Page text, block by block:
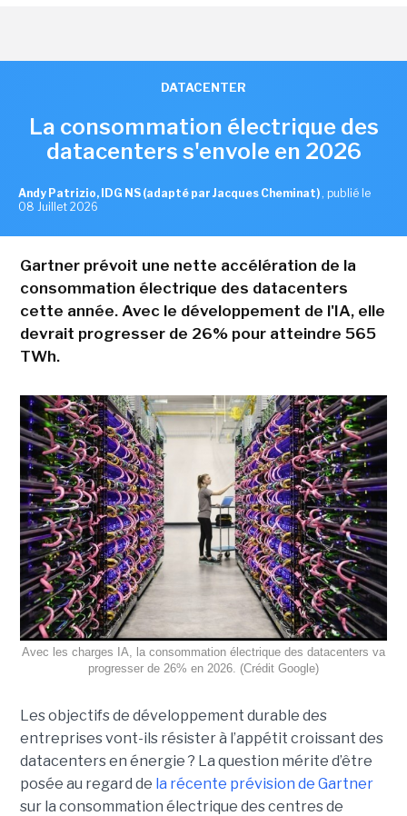
DATACENTER
La consommation électrique des
datacenters s'envole en 2026
Andy Patrizio, IDG NS (adapté par Jacques Cheminat) , publié le
08 Juillet 2026
Gartner prévoit une nette accélération de la
consommation électrique des datacenters
cette année. Avec le développement de l'IA, elle
devrait progresser de 26% pour atteindre 565
TWh.
Avec les charges IA, la consommation électrique des datacenters va
progresser de 26% en 2026. (Crédit Google)
Les objectifs de développement durable des
entreprises vont-ils résister à l’appétit croissant des
datacenters en énergie ? La question mérite d’être
posée au regard de la récente prévision de Gartner
sur la consommation électrique des centres de